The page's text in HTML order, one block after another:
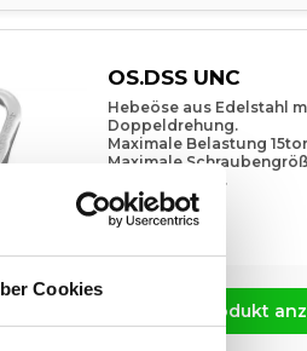
Cookies
OS.DSS UNC
Hebeöse aus Edelstahl
Doppeldrehung.
Maximale Belastung 15ton
Maximale
1″ tot UNC 1″3/4.
Produkt